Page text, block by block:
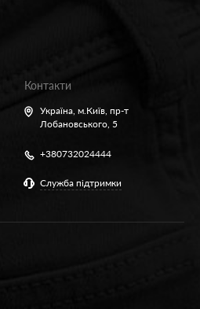
Контакти
Україна, м.Київ, пр-т
Лобановського, 5
+380732024444
Служба підтримки